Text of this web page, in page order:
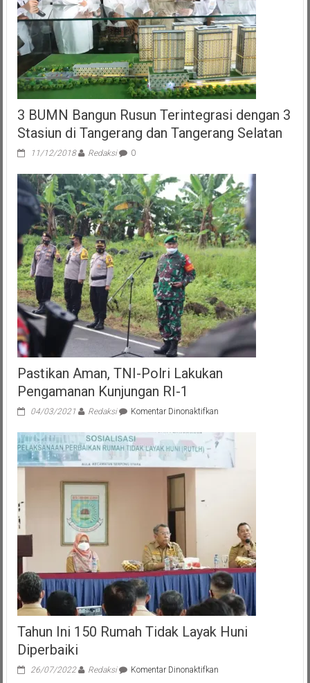
3 BUMN Bangun Rusun Terintegrasi dengan 3
Stasiun di Tangerang dan Tangerang Selatan
11/12/2018 Redaksi 0
Pastikan Aman, TNI-Polri Lakukan
Pengamanan Kunjungan RI-1
04/03/2021 Redaksi Komentar Dinonaktifkanpada
Aman,
TNI-
Polri
Tahun Ini 150 Rumah Tidak Layak Huni
Diperbaiki
26/07/2022 Redaksi Komentar Dinonaktifkanpada